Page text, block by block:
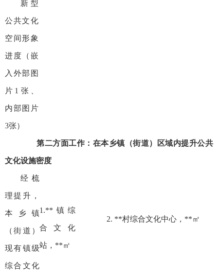
新型
公共文化
空间形象
进度（嵌
入外部图
片1张、
内部图片
3张）
第二方面工作：在本乡镇（街道）区域内提升公共
文化设施密度
经梳
理提升，
本乡镇
（街道）
现有镇级
综合文化
1.**镇综
合文化
站，**㎡
2. **村综合文化中心，**㎡